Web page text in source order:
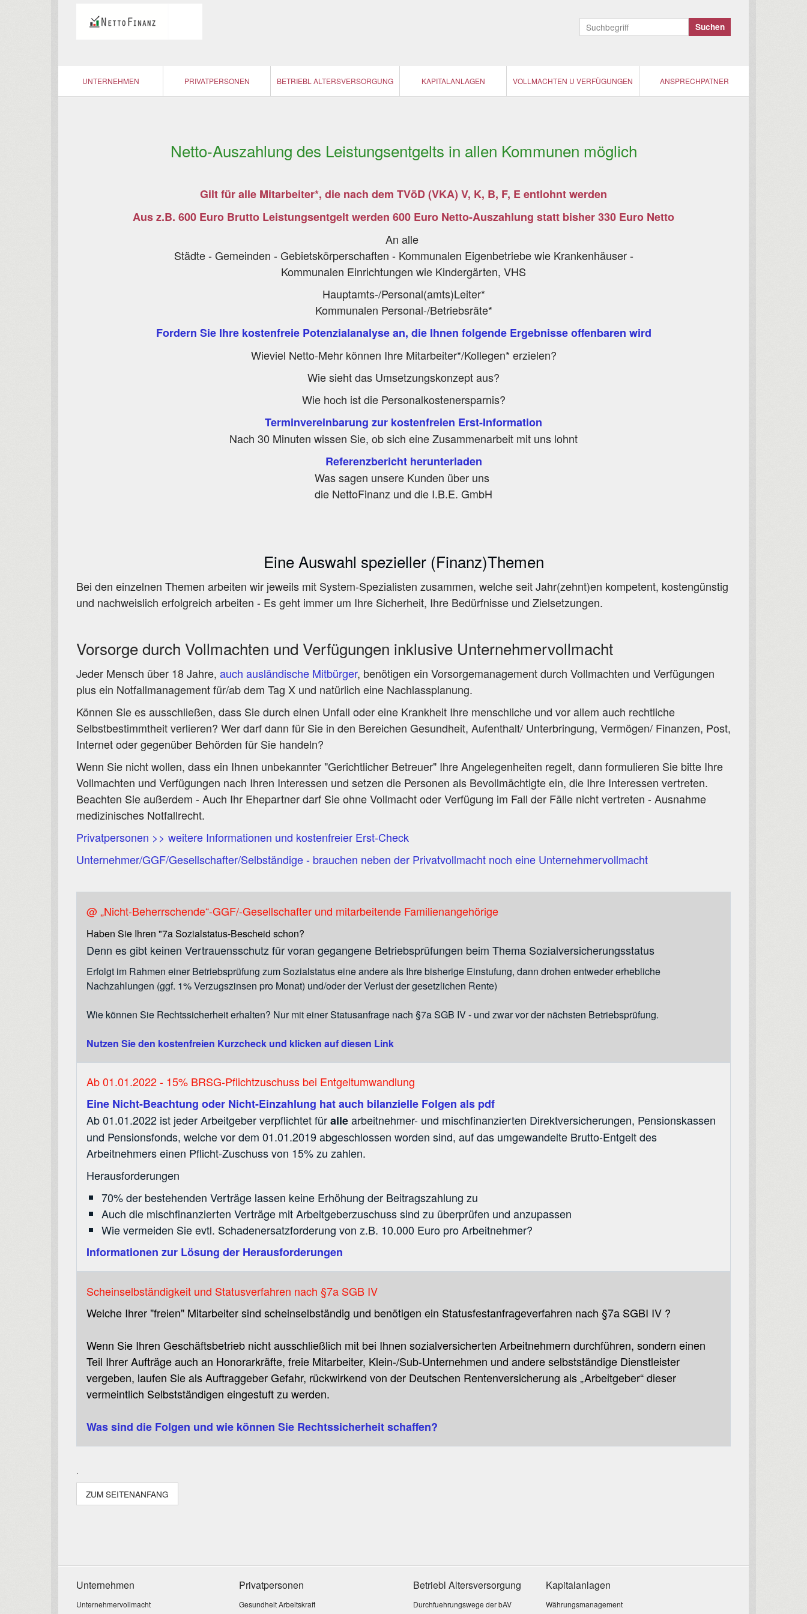
UNTERNEHMEN PRIVATPERSONEN BETRIEBL ALTERSVERSORGUNG KAPITALANLAGEN VOLLMACHTEN U VERFÜGUNGEN ANSPRECHPATNER
Netto-Auszahlung des Leistungsentgelts in allen Kommunen möglich
Gilt für alle Mitarbeiter*, die nach dem TVöD (VKA) V, K, B, F, E entlohnt werden
Aus z.B. 600 Euro Brutto Leistungsentgelt werden 600 Euro Netto-Auszahlung statt bisher 330 Euro Netto
An alle
Städte - Gemeinden - Gebietskörperschaften - Kommunalen Eigenbetriebe wie Krankenhäuser -
Kommunalen Einrichtungen wie Kindergärten, VHS
Hauptamts-/Personal(amts)Leiter*
Kommunalen Personal-/Betriebsräte*
Fordern Sie Ihre kostenfreie Potenzialanalyse an, die Ihnen folgende Ergebnisse offenbaren wird
Wieviel Netto-Mehr können Ihre Mitarbeiter*/Kollegen* erzielen?
Wie sieht das Umsetzungskonzept aus?
Wie hoch ist die Personalkostenersparnis?
Terminvereinbarung zur kostenfreien Erst-Information
Nach 30 Minuten wissen Sie, ob sich eine Zusammenarbeit mit uns lohnt
Referenzbericht herunterladen
Was sagen unsere Kunden über uns
die NettoFinanz und die I.B.E. GmbH
Eine Auswahl spezieller (Finanz)Themen
Bei den einzelnen Themen arbeiten wir jeweils mit System-Spezialisten zusammen, welche seit Jahr(zehnt)en kompetent, kostengünstig
und nachweislich erfolgreich arbeiten - Es geht immer um Ihre Sicherheit, Ihre Bedürfnisse und Zielsetzungen.
Vorsorge durch Vollmachten und Verfügungen inklusive Unternehmervollmacht
Jeder Mensch über 18 Jahre, auch ausländische Mitbürger, benötigen ein Vorsorgemanagement durch Vollmachten und Verfügungen
plus ein Notfallmanagement für/ab dem Tag X und natürlich eine Nachlassplanung.
Können Sie es ausschließen, dass Sie durch einen Unfall oder eine Krankheit Ihre menschliche und vor allem auch rechtliche
Selbstbestimmtheit verlieren? Wer darf dann für Sie in den Bereichen Gesundheit, Aufenthalt/ Unterbringung, Vermögen/ Finanzen, Post,
Internet oder gegenüber Behörden für Sie handeln?
Wenn Sie nicht wollen, dass ein Ihnen unbekannter "Gerichtlicher Betreuer" Ihre Angelegenheiten regelt, dann formulieren Sie bitte Ihre
Vollmachten und Verfügungen nach Ihren Interessen und setzen die Personen als Bevollmächtigte ein, die Ihre Interessen vertreten.
Beachten Sie außerdem - Auch Ihr Ehepartner darf Sie ohne Vollmacht oder Verfügung im Fall der Fälle nicht vertreten - Ausnahme
medizinisches Notfallrecht.
Privatpersonen >> weitere Informationen und kostenfreier Erst-Check
Unternehmer/GGF/Gesellschafter/Selbständige - brauchen neben der Privatvollmacht noch eine Unternehmervollmacht
@ „Nicht-Beherrschende“-GGF/-Gesellschafter und mitarbeitende Familienangehörige
Haben Sie Ihren "7a Sozialstatus-Bescheid schon?
Denn es gibt keinen Vertrauensschutz für voran gegangene Betriebsprüfungen beim Thema Sozialversicherungsstatus
Erfolgt im Rahmen einer Betriebsprüfung zum Sozialstatus eine andere als Ihre bisherige Einstufung, dann drohen entweder erhebliche
Nachzahlungen (ggf. 1% Verzugszinsen pro Monat) und/oder der Verlust der gesetzlichen Rente)
Wie können Sie Rechtssicherheit erhalten? Nur mit einer Statusanfrage nach §7a SGB IV - und zwar vor der nächsten Betriebsprüfung.
Nutzen Sie den kostenfreien Kurzcheck und klicken auf diesen Link
Ab 01.01.2022 - 15% BRSG-Pflichtzuschuss bei Entgeltumwandlung
Eine Nicht-Beachtung oder Nicht-Einzahlung hat auch bilanzielle Folgen als pdf
Ab 01.01.2022 ist jeder Arbeitgeber verpflichtet fürallearbeitnehmer- und mischfinanzierten Direktversicherungen, Pensionskassen
und Pensionsfonds, welche vor dem 01.01.2019 abgeschlossen worden sind, auf das umgewandelte Brutto-Entgelt des
Arbeitnehmers einen Pflicht-Zuschuss von 15% zu zahlen.
Herausforderungen
70% der bestehenden Verträge lassen keine Erhöhung der Beitragszahlung zu
Auch die mischfinanzierten Verträge mit Arbeitgeberzuschuss sind zu überprüfen und anzupassen
Wie vermeiden Sie evtl. Schadenersatzforderung von z.B. 10.000 Euro pro Arbeitnehmer?
Informationen zur Lösung der Herausforderungen
Scheinselbständigkeit und Statusverfahren nach §7a SGB IV
Welche Ihrer "freien" Mitarbeiter sind scheinselbständig und benötigen ein Statusfestanfrageverfahren nach §7a SGBI IV ?
Wenn Sie Ihren Geschäftsbetrieb nicht ausschließlich mit bei Ihnen sozialversicherten Arbeitnehmern durchführen, sondern einen
Teil Ihrer Aufträge auch an Honorarkräfte, freie Mitarbeiter, Klein-/Sub-Unternehmen und andere selbstständige Dienstleister
vergeben, laufen Sie als Auftraggeber Gefahr, rückwirkend von der Deutschen Rentenversicherung als „Arbeitgeber“ dieser
vermeintlich Selbstständigen eingestuft zu werden.
Was sind die Folgen und wie können Sie Rechtssicherheit schaffen?
.
ZUM SEITENANFANG
Unternehmen
Unternehmervollmacht
Privatpersonen
Gesundheit Arbeitskraft
Betriebl Altersversorgung
Durchfuehrungswege der bAV
Kapitalanlagen
Währungsmanagement